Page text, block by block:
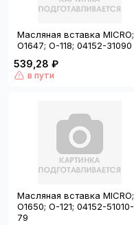
Масляная вставка MICRO;
O1647; O-118; 04152-31090
539,28 ₽
в пути
Масляная вставка MICRO;
O1650; O-121; 04152-51010-
79